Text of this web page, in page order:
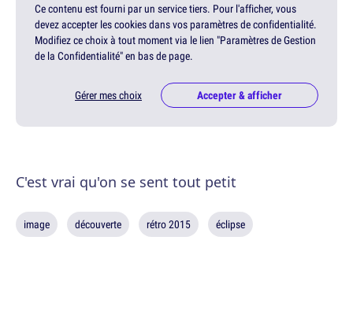
Ce contenu est fourni par un service tiers. Pour l'afficher, vous
devez accepter les cookies dans vos paramètres de confidentialité.
Modifiez ce choix à tout moment via le lien "Paramètres de Gestion
de la Confidentialité" en bas de page.
Gérer mes choix Accepter & afficher
C'est vrai qu'on se sent tout petit
image découverte rétro 2015 éclipse